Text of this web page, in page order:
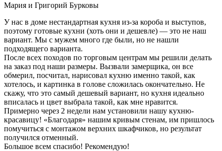
Мария и Григорий Бурковы
У нас в доме нестандартная кухня из-за короба и выступов,
поэтому готовые кухни (хоть они и дешевле) — это не наш
вариант. Мы с мужем много где были, но не нашли
подходящего варианта.
После всех походов по торговым центрам мы решили делать
на заказ под наши размеры. Вызвали замерщика, он все
обмерил, посчитал, нарисовал кухню именно такой, как
хотелось, и картинка в голове сложилась окончательно. Не
скажу, что это самый дешевый вариант, но кухня идеально
вписалась и цвет выбрала такой, как мне нравится.
Примерно через 2 недели нам установили нашу кухню-
красавицу! «Благодаря» нашим кривым стенам, им пришлось
помучиться с монтажом верхних шкафчиков, но результат
получился отменный.
Большое всем спасибо! Рекомендую!